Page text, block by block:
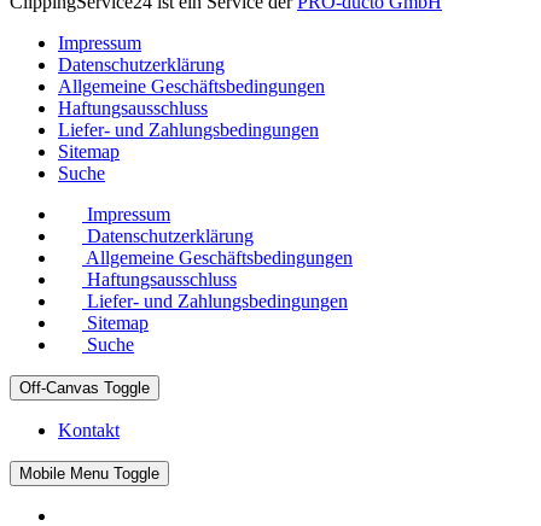
Impressum
Datenschutzerklärung
Allgemeine Geschäftsbedingungen
Haftungsausschluss
Liefer- und Zahlungsbedingungen
Sitemap
Suche
Impressum
Datenschutzerklärung
Allgemeine Geschäftsbedingungen
Haftungsausschluss
Liefer- und Zahlungsbedingungen
Sitemap
Suche
Off-Canvas Toggle
Kontakt
Mobile Menu Toggle